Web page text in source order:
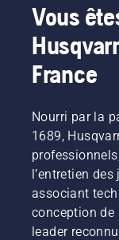
Vous
France
Nourri par la
1689,
l’entretien
associant
conception de
leader